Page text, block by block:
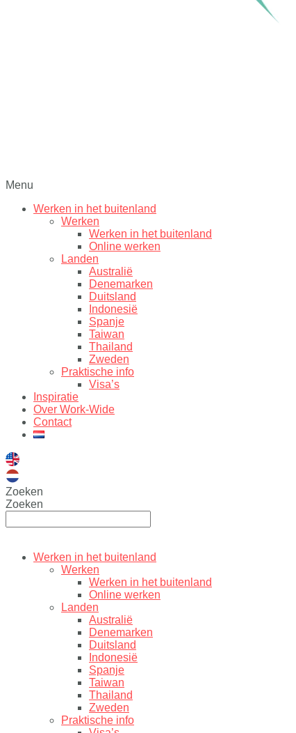
Menu
Werken in het buitenland
Werken
Werken in het buitenland
Online werken
Landen
Australië
Denemarken
Duitsland
Indonesië
Spanje
Taiwan
Thailand
Zweden
Praktische info
Visa’s
Inspiratie
Over Work-Wide
Contact
Zoeken
Zoeken
Werken in het buitenland
Werken
Werken in het buitenland
Online werken
Landen
Australië
Denemarken
Duitsland
Indonesië
Spanje
Taiwan
Thailand
Zweden
Praktische info